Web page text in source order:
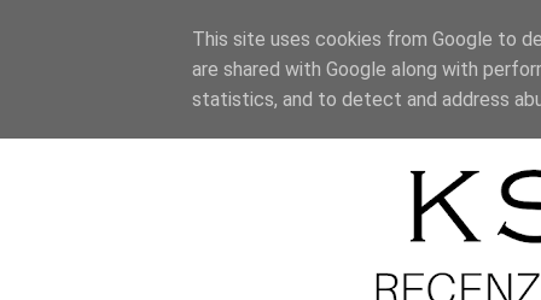
This site uses cookies from Google to
are shared with Google along with
statistics, and to detect and address